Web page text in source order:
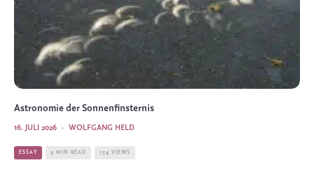
Astronomie der Sonnenfinsternis
WOLFGANG HELD
·
16. JULI 2026
ESSAY 4 MIN READ 154 VIEWS